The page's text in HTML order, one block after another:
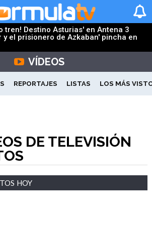
tren! Destino Asturias' en Antena 3
y el prisionero de Azkaban' pincha en
VÍDEOS
REPORTAJES LISTAS LOS MÁS
DE TELEVISIÓN
HOY